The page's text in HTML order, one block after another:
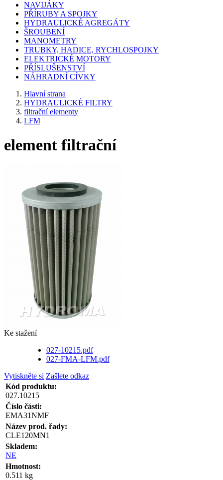
NAVIJÁKY
PŘÍRUBY A SPOJKY
HYDRAULICKÉ AGREGÁTY
ŠROUBENÍ
MANOMETRY
TRUBKY, HADICE, RYCHLOSPOJKY
ELEKTRICKÉ MOTORY
PŘÍSLUŠENSTVÍ
NÁHRADNÍ CÍVKY
Hlavní strana
HYDRAULICKÉ FILTRY
filtrační elementy
LFM
element filtrační
Ke stažení
027-10215.pdf
027-FMA-LFM.pdf
Vytiskněte si Zašlete odkaz
Kód produktu:
027.10215
Číslo části:
EMA31NMF
Název prod. řady:
CLE120MN1
Skladem:
NE
Hmotnost:
0.511 kg